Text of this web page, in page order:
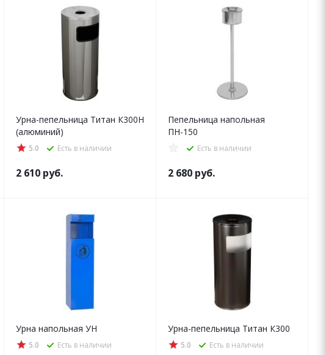
Урна-пепельница Титан К300Н
(алюминий)
5.0 Есть в наличии
2 610 руб.
Пепельница напольная
ПН-150
Есть в наличии
2 680 руб.
Урна напольная УН
5.0 Есть в наличии
Урна-пепельница Титан К300
5.0 Есть в наличии